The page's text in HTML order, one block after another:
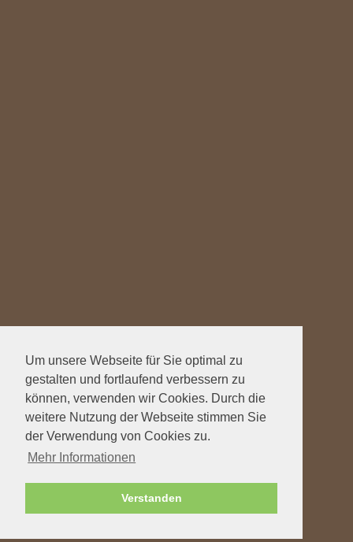
Um unsere Webseite für Sie optimal zu
gestalten und fortlaufend verbessern zu
können, verwenden wir Cookies. Durch die
weitere Nutzung der Webseite stimmen Sie
der Verwendung von Cookies zu.
Mehr Informationen
Verstanden